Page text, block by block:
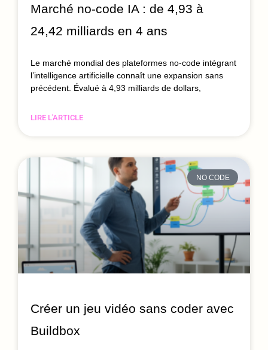
Marché no-code IA : de 4,93 à
24,42 milliards en 4 ans
Le marché mondial des plateformes no-code intégrant
l’intelligence artificielle connaît une expansion sans
précédent. Évalué à 4,93 milliards de dollars,
LIRE L'ARTICLE
NO CODE
Créer un jeu vidéo sans coder avec
Buildbox